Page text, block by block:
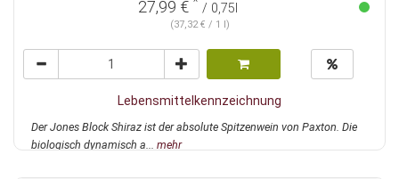
27,99 € / 0,75l
(37,32 € / 1 l)
Lebensmittelkennzeichnung
Der Jones Block Shiraz ist der absolute Spitzenwein von Paxton. Die
biologisch dynamisch a... mehr